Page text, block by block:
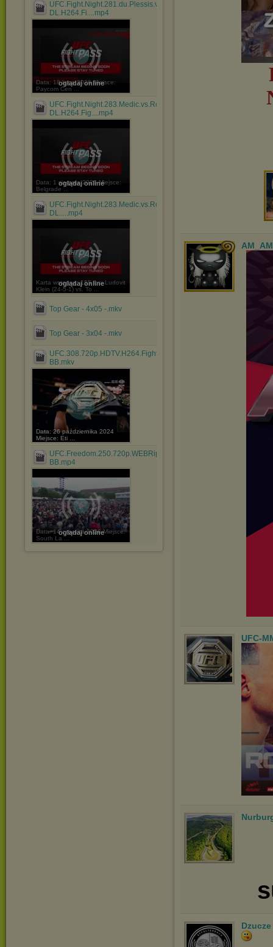
UFC.Fight.Night.281.du.Plessis.vs.Usman.WEB-
DL.H264.Fi....mp4
oglądaj online
Data: 18 lipca 2026 Miejsce:
Paycom Cen ...
UFC.Fight.Night.283.Medic.vs.Rodriguez.WEB-
DL.H264.Fig....mp4
oglądaj online
Data: 1 sierpnia 2026 Miejsce:
Belgrade ...
UFC.Fight.Night.283.Medic.vs.Rodriguez.Prelims.WEB-
DL.....mp4
oglądaj online
Karta wstępna: 155 lbs: Ludovit
Klein (24-5-1) vs. To ...
Top Gear - 4x05 -.mkv
Top Gear - 3x04 -.mkv
UFC.308.720p.HDTV.H264.Fight-
BB.mkv
Data: 26 października 2024
Miejsce: Eti ...
UFC.Freedom.250.720p.WEBRip.H264.Fight-
BB.mp4
oglądaj online
Data: 14 czerwca 2026 Miejsce:
South La ...
AM_AM
UFC-
Dzucze